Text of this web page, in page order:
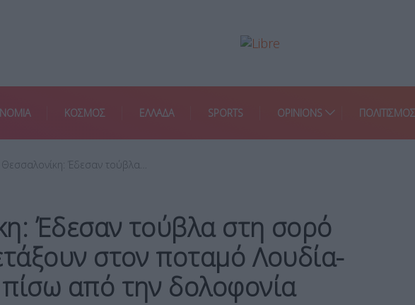
ΚΟΣΜΟΣ ΕΛΛΑΔΑ SPORTS OPINIONS ΠΟΛΙΤΙΣΜΟΣ
Θεσσαλονίκη: Έδεσαν τούβλα…
Έδεσαν τούβλα στη σορό
στον ποταμό Λουδία-
από την δολοφονία